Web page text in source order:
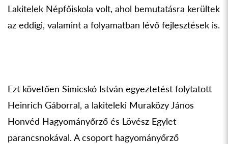
Lakitelek Népfőiskola volt, ahol bemutatásra kerültek
az eddigi, valamint a folyamatban lévő fejlesztések is.
Ezt követően Simicskó István egyeztetést folytatott
Heinrich Gáborral, a lakiteleki Muraközy János
Honvéd Hagyományőrző és Lövész Egylet
parancsnokával. A csoport hagyományőrző